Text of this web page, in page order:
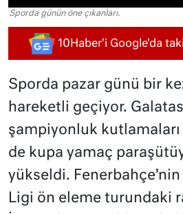
Sporda günün öne çıkanları.
10Haber'i Google'da
Sporda pazar günü bir
hareketli geçiyor.
şampiyonluk kutlamaları
de kupa yamaç
yükseldi.
Ligi ön eleme turundaki